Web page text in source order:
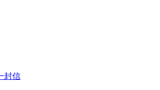
封信